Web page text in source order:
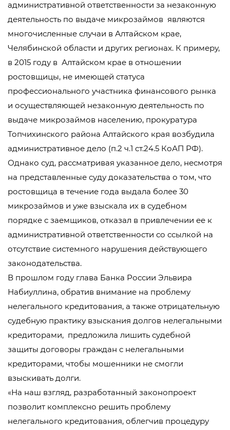
административной ответственности за незаконную
деятельность по выдаче микрозаймов являются
многочисленные случаи в Алтайском крае,
Челябинской области и других регионах. К примеру,
в 2015 году в Алтайском крае в отношении
ростовщицы, не имеющей статуса
профессионального участника финансового рынка
и осуществляющей незаконную деятельность по
выдаче микрозаймов населению, прокуратура
Топчихинского района Алтайского края возбудила
административное дело (п.2 ч.1 ст.24.5 КоАП РФ).
Однако суд, рассматривая указанное дело, несмотря
на представленные суду доказательства о том, что
ростовщица в течение года выдала более 30
микрозаймов и уже взыскала их в судебном
порядке с заемщиков, отказал в привлечении ее к
административной ответственности со ссылкой на
отсутствие системного нарушения действующего
законодательства.
В прошлом году глава Банка России Эльвира
Набиуллина, обратив внимание на проблему
нелегального кредитования, а также отрицательную
судебную практику взыскания долгов нелегальными
кредиторами, предложила лишить судебной
защиты договоры граждан с нелегальными
кредиторами, чтобы мошенники не смогли
взыскивать долги.
«На наш взгляд, разработанный законопроект
позволит комплексно решить проблему
нелегального кредитования, облегчив процедуру